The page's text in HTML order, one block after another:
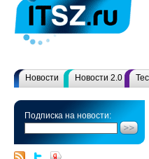
Новости Новости 2.0
Подписка на новости: